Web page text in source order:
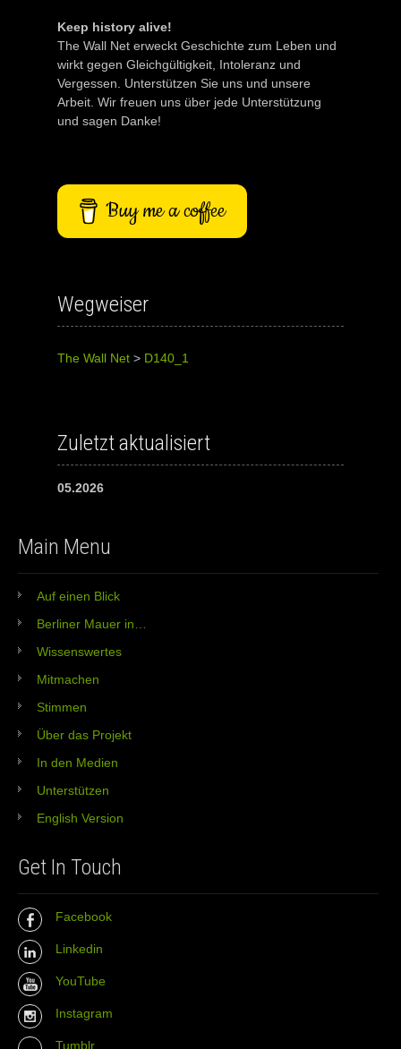
Keep history alive!
The Wall Net erweckt Geschichte zum Leben und
wirkt gegen Gleichgültigkeit, Intoleranz und
Vergessen. Unterstützen Sie uns und unsere
Arbeit. Wir freuen uns über jede Unterstützung
und sagen Danke!
Buy me a coffee
Wegweiser
The Wall Net > D140_1
Zuletzt aktualisiert
05.2026
Main Menu
Auf einen Blick
Berliner Mauer in…
Wissenswertes
Mitmachen
Stimmen
Über das Projekt
In den Medien
Unterstützen
English Version
Get In Touch
Facebook
Linkedin
YouTube
Instagram
Tumblr